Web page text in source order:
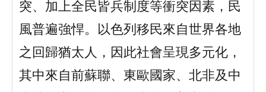
突、加上全民皆兵制度等衝突因素，民
風普遍強悍。以色列移民來自世界各地
之回歸猶太人，因此社會呈現多元化，
其中來自前蘇聯、東歐國家、北非及中